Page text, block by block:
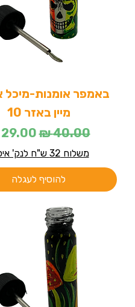
באמפר אומנות-מיכל
מיין באזר 10
מחיר רגיל‏40.00 ‏₪ מחיר
משלוח 32 ש"ח לנק' איסוף
להוסיף לעגלה